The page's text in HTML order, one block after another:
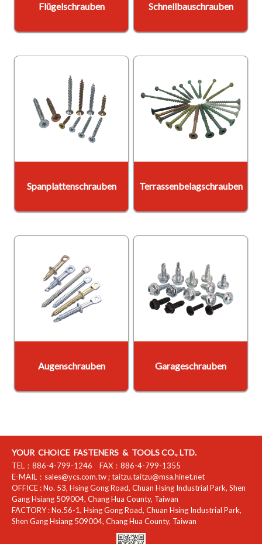
Flügelschrauben Schnellbauschrauben
Spanplattenschrauben Terrassenbelagschrauben
Augenschrauben Garageschrauben
YOUR CHOICE FASTENERS & TOOLS CO., LTD.
TEL： 886-4-799-1246 FAX： 886-4-799-1355
E-MAIL： sales@ycs.com.tw;taitzu.taitzu@msa.hinet.net
OFFICE :No. 53, Hsing Gong Road, Chuan Hsing Industrial Park, Shen
Gang Hsiang 509004, Chang Hua County, Taiwan
FACTORY :No.56-1, Hsing Gong Road, Chuan Hsing Industrial Park,
Shen Gang Hsiang 509004, Chang Hua County, Taiwan